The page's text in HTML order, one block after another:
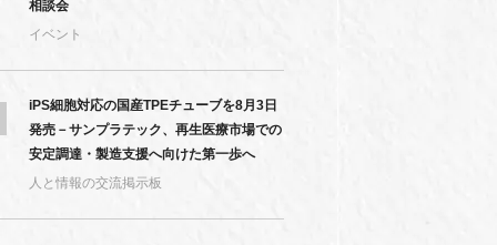
相談会
イベント
iPS細胞対応の国産TPEチューブを8月3日
発売－サンプラテック、再生医療市場での
安定調達・製造支援へ向けた第一歩へ
人と情報の交流掲示板